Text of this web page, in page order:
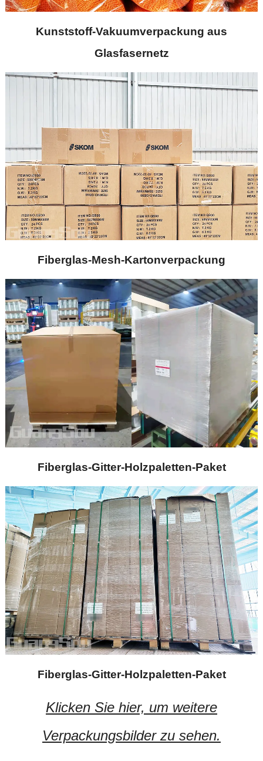
Kunststoff-Vakuumverpackung aus
Glasfasernetz
Fiberglas-Mesh-Kartonverpackung
Fiberglas-Gitter-Holzpaletten-Paket
Fiberglas-Gitter-Holzpaletten-Paket
Klicken Sie hier, um weitere
Verpackungsbilder zu sehen.